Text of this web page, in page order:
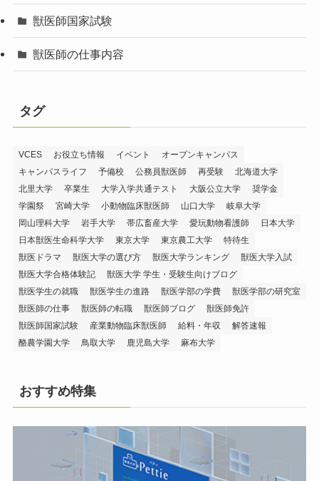
獣医師国家試験
獣医師の仕事内容
タグ
VCES お役立ち情報 イベント
オープンキャンパス
キャンパスライフ
予備校 公務員獣医師 再受験
北海道大学
北里大学
卒業生 大学入学共通テスト 大阪公立大学
奨学金
学園祭
宮崎大学 小動物臨床獣医師 山口大学
岐阜大学
岡山理科大学
岩手大学 帯広畜産大学 愛玩動物看護師
日本大学
日本獣医生命科学大学
東京大学 東京農工大学
特待生
獣医ドラマ
獣医大学の選び方 獣医大学ランキング
獣医大学入試
獣医大学合格体験記
獣医大学 学生・受験生向けブログ
獣医学生の就職
獣医学生の進路 獣医学部の学費
獣医学部の研究室
獣医師の仕事
獣医師の転職 獣医師ブログ
獣医師免許
獣医師国家試験
産業動物臨床獣医師 給料・年収
解答速報
酪農学園大学
鳥取大学 鹿児島大学 麻布大学
おすすめ特集